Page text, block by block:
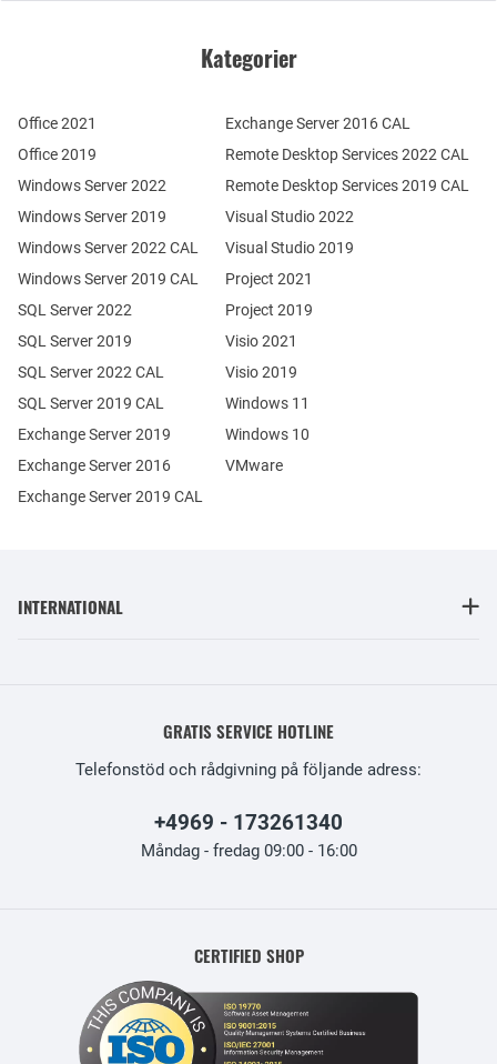
Kategorier
Office 2021
Office 2019
Windows Server 2022
Windows Server 2019
Exchange Server 2019
Exchange Server 2016
SQL Server 2022
SQL Server 2019
Windows Server 2022 CAL
Windows Server 2019 CAL
SQL Server 2022 CAL
SQL Server 2019 CAL
Remote Desktop Services 2022 CAL
Remote Desktop Services 2019 CAL
Exchange Server 2019 CAL
Exchange Server 2016 CAL
Visual Studio 2022
Visual Studio 2019
Project 2021
Project 2019
Visio 2021
Visio 2019
Windows 11
Windows 10
VMware
INTERNATIONAL
GRATIS SERVICE HOTLINE
Telefonstöd och rådgivning på följande adress:
+4969 - 173261340
Måndag - fredag 09:00 - 16:00
CERTIFIED SHOP